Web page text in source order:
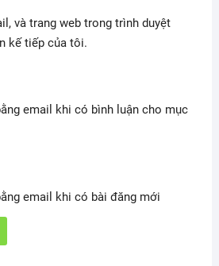
và trang web trong trình duyệt
kế tiếp của tôi.
email khi có bình luận cho mục
email khi có bài đăng mới